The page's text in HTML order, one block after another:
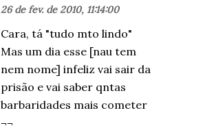
26 de fev. de 2010, 11:14:00
Cara, tá "tudo mto lindo"
Mas um dia esse [nau tem
nem nome] infeliz vai sair da
prisão e vai saber qntas
barbaridades mais cometer
¬¬